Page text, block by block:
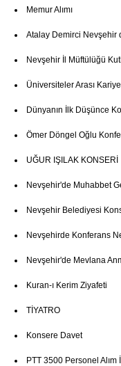
Memur Alımı
Atalay Demirci Nevşehir
Nevşehir İl Müftülüğü
Üniversiteler Arası
Dünyanın İlk Düşünce
Ömer Döngel Oğlu
UĞUR IŞILAK KONSERİ
Nevşehir'de Muhabbet
Nevşehir Belediyesi
Nevşehirde Konferans
Nevşehir'de Mevlana
Kuran-ı Kerim Ziyafeti
TİYATRO
Konsere Davet
PTT 3500 Personel Alım